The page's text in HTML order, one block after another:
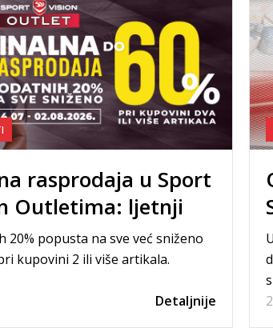
rasprodaja u Sport
Outletima: ljetnji
po dvostruko nižim
20% popusta na sve već sniženo
kupovini 2 ili više artikala.
Detaljnije